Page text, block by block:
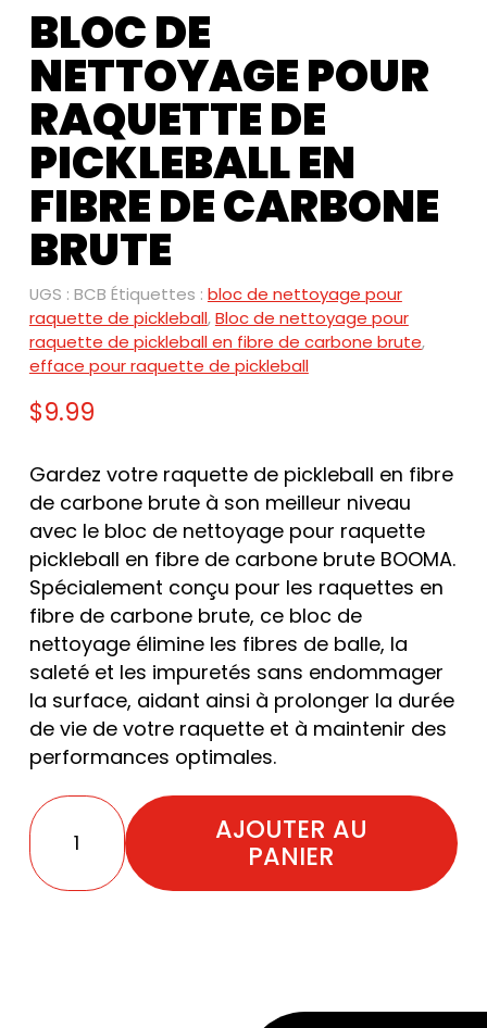
BLOC DE
NETTOYAGE POUR
RAQUETTE DE
PICKLEBALL EN
FIBRE DE CARBONE
BRUTE
$9.99
Gardez votre raquette de pickleball en fibre
de carbone brute à son meilleur niveau
avec le bloc de nettoyage pour raquette
pickleball en fibre de carbone brute BOOMA.
Spécialement conçu pour les raquettes en
fibre de carbone brute, ce bloc de
nettoyage élimine les fibres de balle, la
saleté et les impuretés sans endommager
la surface, aidant ainsi à prolonger la durée
de vie de votre raquette et à maintenir des
performances optimales.
quantité de Bloc de nettoyage pour raquette
AJOUTER AU
PANIER
UGS : BCB Étiquettes : bloc de nettoyage pour
raquette de pickleball,Bloc de nettoyage pour
raquette de pickleball en fibre de carbone brute,
efface pour raquette de pickleball